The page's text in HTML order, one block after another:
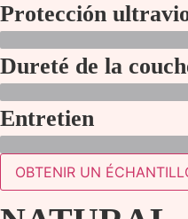
Protección
Dureté de la
Entretien
OBTENIR UN